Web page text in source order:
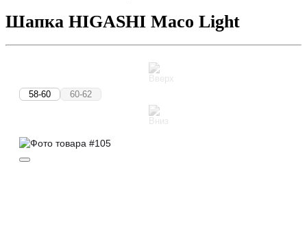
Шапка HIGASHI Maco Light
58-60 60-62